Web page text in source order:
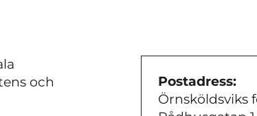
och
Postadress:
Örnsköldsviks